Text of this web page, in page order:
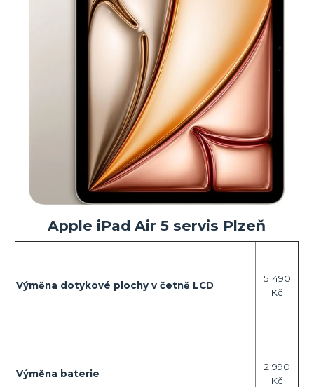
Apple iPad Air 5 servis Plzeň
Výměna dotykové plochy v četně LCD
5 490
Kč
Výměna baterie
2 990
Kč